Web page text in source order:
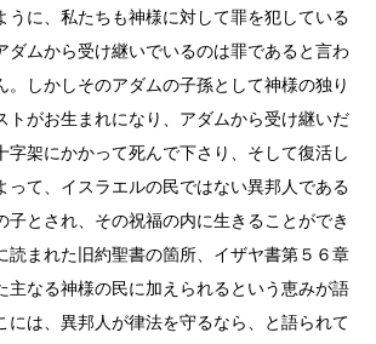
うに、私たちも神様に対して罪を犯している
ダムから受け継いでいるのは罪であると言わ
。しかしそのアダムの子孫として神様の独り
トがお生まれになり、アダムから受け継いだ
字架にかかって死んで下さり、そして復活し
って、イスラエルの民ではない異邦人である
子とされ、その祝福の内に生きることができ
読まれた旧約聖書の箇所、イザヤ書第５６章
主なる神様の民に加えられるという恵みが語
には、異邦人が律法を守るなら、と語られて